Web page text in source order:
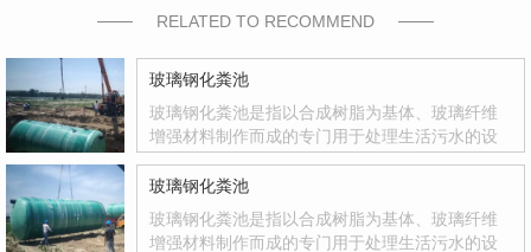
RELATED TO RECOMMEND
玻璃钢化粪池
玻璃钢化粪池是指以合成树脂为基体、玻璃纤维
增强材料制作而成的专门用于处理生活污水的设
品，其质量轻、强度高、韧性好、耐腐蚀、色彩
鲜艳、光洁度达到镜面效果等优点
玻璃钢化粪池
玻璃钢化粪池是指以合成树脂为基体、玻璃纤维
增强材料制作而成的专门用于处理生活污水的设